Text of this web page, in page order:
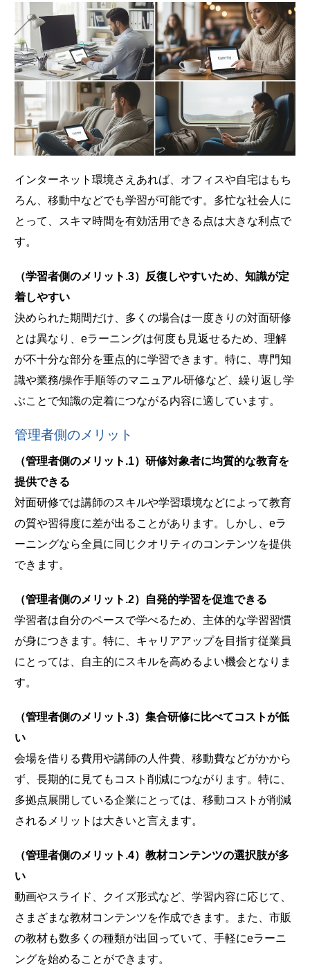
インターネット環境さえあれば、オフィスや自宅はもち
ろん、移動中などでも学習が可能です。多忙な社会人に
とって、スキマ時間を有効活用できる点は大きな利点で
す。
（学習者側のメリット.3）反復しやすいため、知識が定
着しやすい
決められた期間だけ、多くの場合は一度きりの対面研修
とは異なり、eラーニングは何度も見返せるため、理解
が不十分な部分を重点的に学習できます。特に、専門知
識や業務/操作手順等のマニュアル研修など、繰り返し学
ぶことで知識の定着につながる内容に適しています。
管理者側のメリット
（管理者側のメリット.1）研修対象者に均質的な教育を
提供できる
対面研修では講師のスキルや学習環境などによって教育
の質や習得度に差が出ることがあります。しかし、eラ
ーニングなら全員に同じクオリティのコンテンツを提供
できます。
（管理者側のメリット.2）自発的学習を促進できる
学習者は自分のペースで学べるため、主体的な学習習慣
が身につきます。特に、キャリアアップを目指す従業員
にとっては、自主的にスキルを高めるよい機会となりま
す。
（管理者側のメリット.3）集合研修に比べてコストが低
い
会場を借りる費用や講師の人件費、移動費などがかから
ず、長期的に見てもコスト削減につながります。特に、
多拠点展開している企業にとっては、移動コストが削減
されるメリットは大きいと言えます。
（管理者側のメリット.4）教材コンテンツの選択肢が多
い
動画やスライド、クイズ形式など、学習内容に応じて、
さまざまな教材コンテンツを作成できます。また、市販
の教材も数多くの種類が出回っていて、手軽にeラーニ
ングを始めることができます。